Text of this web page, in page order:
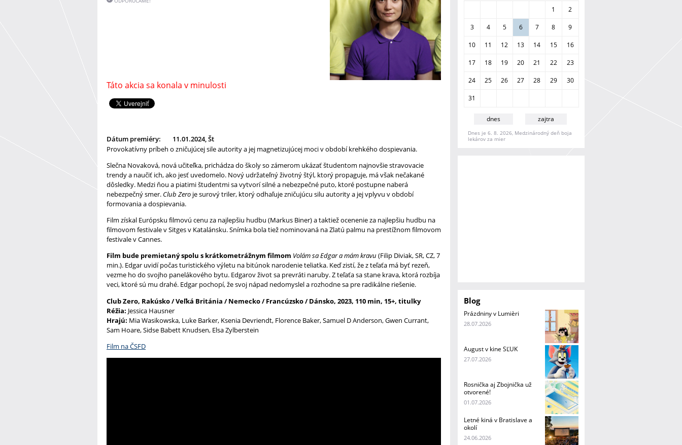
Táto akcia sa konala v minulosti
Dátum premiéry:
11.01.2024, Št
Provokatívny príbeh o zničujúcej sile autority a jej magnetizujúcej moci v období krehkého dospievania.
Slečna Novaková, nová učiteľka, prichádza do školy so zámerom ukázať študentom najnovšie stravovacie
trendy a naučiť ich, ako jesť uvedomelo. Nový udržateľný životný štýl, ktorý propaguje, má však nečakané
dôsledky. Medzi ňou a piatimi študentmi sa vytvorí silné a nebezpečné puto, ktoré postupne naberá
nebezpečný smer. Club Zero je surový triler, ktorý odhaľuje zničujúcu silu autority a jej vplyvu v období
formovania a dospievania.
Film získal Európsku filmovú cenu za najlepšiu hudbu (Markus Biner) a taktiež ocenenie za najlepšiu hudbu na
filmovom festivale v Sitges v Katalánsku. Snímka bola tiež nominovaná na Zlatú palmu na prestížnom filmovom
festivale v Cannes.
Film bude premietaný spolu s krátkometrážnym filmom Volám sa Edgar a mám kravu (Filip Diviak, SR, CZ, 7
min.). Edgar uvidí počas turistického výletu na bitúnok narodenie teliatka. Keď zistí, že z teľaťa má byť rezeň,
vezme ho do svojho panelákového bytu. Edgarov život sa prevráti naruby. Z teľaťa sa stane krava, ktorá rozbíja
veci, ktoré sú mu drahé. Edgar pochopí, že svoj nápad nedomyslel a rozhodne sa pre radikálne riešenie.
Club Zero, Rakúsko / Veľká Británia / Nemecko / Francúzsko / Dánsko, 2023, 110 min, 15+, titulky
Réžia: Jessica Hausner
Hrajú: Mia Wasikowska, Luke Barker, Ksenia Devriendt, Florence Baker, Samuel D Anderson, Gwen Currant,
Sam Hoare, Sidse Babett Knudsen, Elsa Zylberstein
Film na ČSFD
1 2
3 4 5 6 7 8 9
10 11 12 13 14 15 16
17 18 19 20 21 22 23
24 25 26 27 28 29 30
31
dnes zajtra
Dnes je 6. 8. 2026, Medzinárodný deň boja
lekárov za mier
Blog
Prázdniny v Lumièri
28.07.2026
August v kine SĽUK
27.07.2026
Rosnička aj Zbojnička už
otvorené!
01.07.2026
Letné kiná v Bratislave a
okolí
24.06.2026